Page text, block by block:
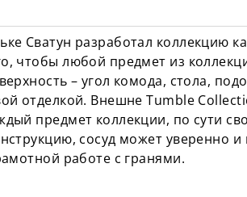
Сватун разработал коллекцию
чтобы любой предмет из
– угол комода, стола,
отделкой. Внешне Tumble
предмет коллекции, по сути
сосуд может уверенно
работе с гранями.